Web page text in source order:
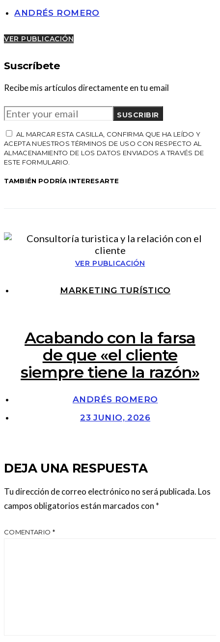
ANDRÉS ROMERO
VER PUBLICACIÓN
Suscríbete
Recibe mis artículos directamente en tu email
SUSCRIBIR
AL MARCAR ESTA CASILLA, CONFIRMA QUE HA LEÍDO Y
ACEPTA NUESTROS TÉRMINOS DE USO CON RESPECTO AL
ALMACENAMIENTO DE LOS DATOS ENVIADOS A TRAVÉS DE
ESTE FORMULARIO.
TAMBIÉN PODRÍA INTERESARTE
VER PUBLICACIÓN
MARKETING TURÍSTICO
Acabando con la farsa
de que «el cliente
siempre tiene la razón»
ANDRÉS ROMERO
23 JUNIO, 2026
DEJA UNA RESPUESTA
Tu dirección de correo electrónico no será publicada. Los
campos obligatorios están marcados con *
COMENTARIO *